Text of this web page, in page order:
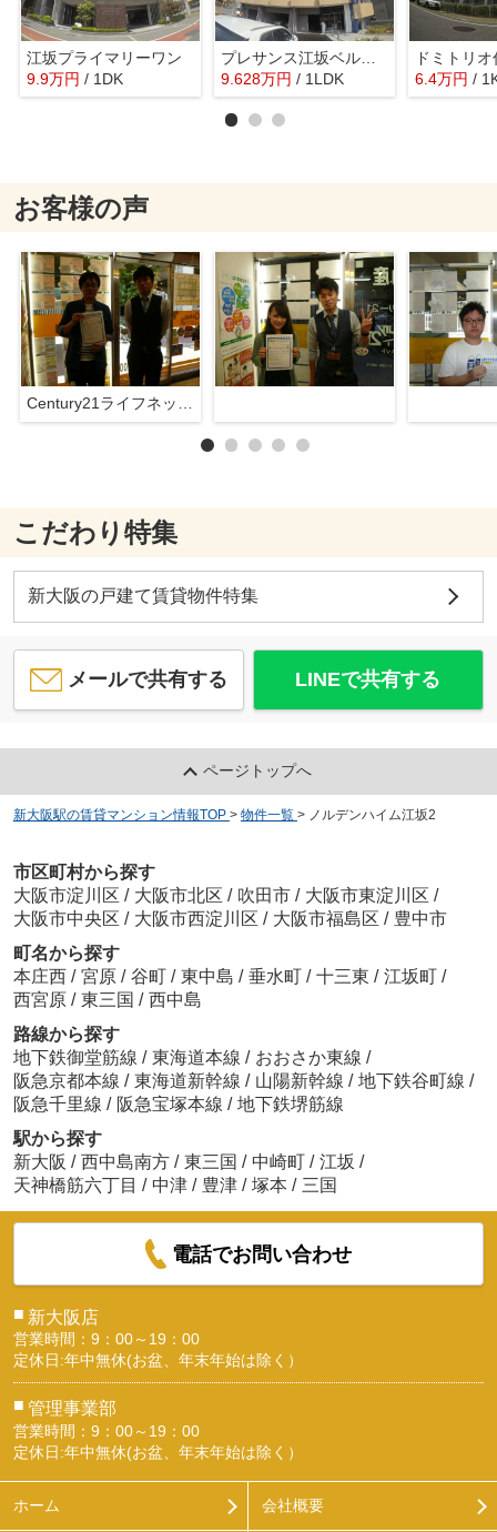
江坂プライマリーワン
9.9万円 / 1DK
プレサンス江坂ベルフィーヌ
9.628万円 / 1LDK
ドミトリ
6.4万円 /
お客様の声
こだわり特集
新大阪の戸建て賃貸物件特集
メールで共有する LINEで共有する
ページトップへ
新大阪駅の賃貸マンション情報TOP > 物件一覧 > ノルデンハイム江坂2
市区町村から探す
大阪市淀川区 / 大阪市北区 / 吹田市 / 大阪市東淀川区 /
大阪市中央区 / 大阪市西淀川区 / 大阪市福島区 / 豊中市
町名から探す
本庄西 / 宮原 / 谷町 / 東中島 / 垂水町 / 十三東 / 江坂町 /
西宮原 / 東三国 / 西中島
路線から探す
地下鉄御堂筋線 / 東海道本線 / おおさか東線 /
阪急京都本線 / 東海道新幹線 / 山陽新幹線 / 地下鉄谷町線 /
阪急千里線 / 阪急宝塚本線 / 地下鉄堺筋線
駅から探す
新大阪 / 西中島南方 / 東三国 / 中崎町 / 江坂 /
天神橋筋六丁目 / 中津 / 豊津 / 塚本 / 三国
電話でお問い合わせ
■ 新大阪店
営業時間：9：00～19：00
定休日:年中無休(お盆、年末年始は除く）
■ 管理事業部
営業時間：9：00～19：00
定休日:年中無休(お盆、年末年始は除く）
ホーム 会社概要